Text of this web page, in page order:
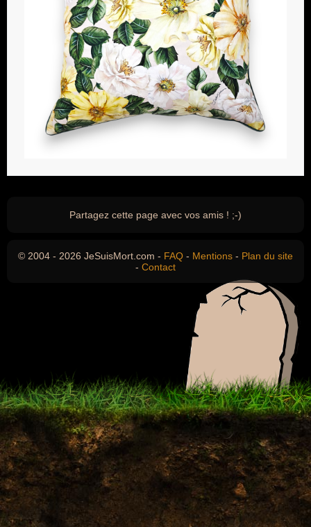
Partagez cette page avec vos amis ! ;-)
© 2004 - 2026 JeSuisMort.com - FAQ - Mentions - Plan du site
- Contact